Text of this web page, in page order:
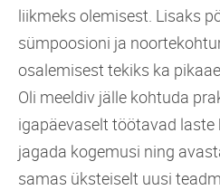
liikmeks olemisest. Lisaks
sümpoosioni ja
osalemisest tekiks ka
Oli meeldiv jälle kohtuda
igapäevaselt töötavad laste
jagada kogemusi ning
samas üksteiselt uusi